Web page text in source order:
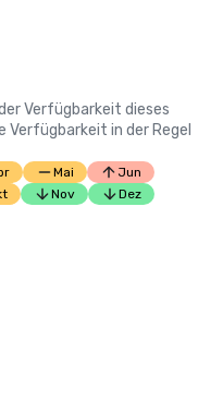
Verfügbarkeit dieses
Verfügbarkeit in der Regel
Mai
Jun
Nov Dez